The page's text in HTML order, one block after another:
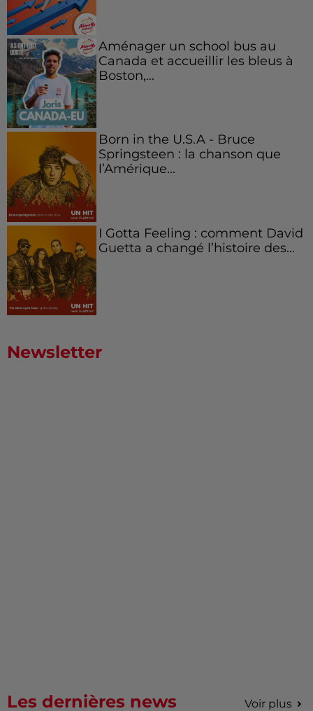
Aménager un school bus au
Canada et accueillir les bleus à
Boston,...
Born in the U.S.A - Bruce
Springsteen : la chanson que
l’Amérique...
I Gotta Feeling : comment David
Guetta a changé l’histoire des...
Newsletter
Les dernières news Voir plus